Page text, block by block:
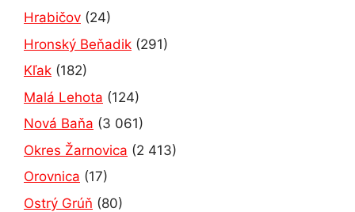
Hrabičov (24)
Hronský Beňadik (291)
Kľak (182)
Malá Lehota (124)
Nová Baňa (3 061)
Okres Žarnovica (2 413)
Orovnica (17)
Ostrý Grúň (80)